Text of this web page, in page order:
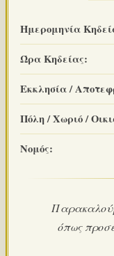
Ημερομηνία
Ώρα Κηδείας:
Εκκλησία /
Πόλη / Χωριό /
Νομός:
όπως